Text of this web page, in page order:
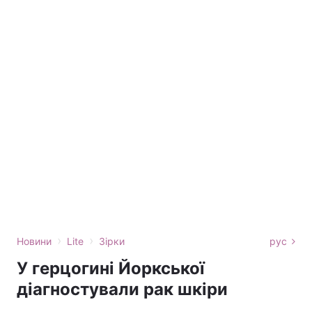
Новини › Lite › Зірки рус
У герцогині Йоркської
діагностували рак шкіри